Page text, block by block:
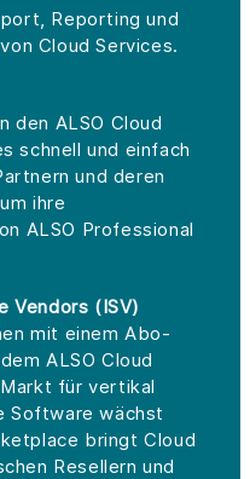
Reporting und
Cloud Services.
den ALSO Cloud
schnell und einfach
und deren
ihre
ALSO Professional
Vendors (ISV)
mit einem Abo-
ALSO Cloud
für vertikal
Software wächst
bringt Cloud
Resellern und